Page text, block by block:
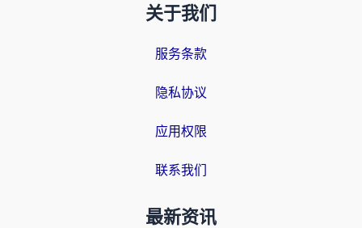
关于我们
服务条款
隐私协议
应用权限
联系我们
最新资讯